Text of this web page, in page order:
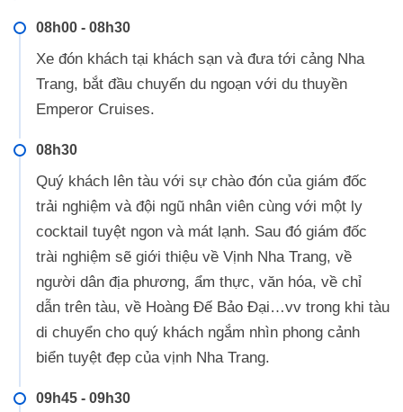
08h00 - 08h30
Xe đón khách tại khách sạn và đưa tới cảng Nha
Trang, bắt đầu chuyến du ngoạn với du thuyền
Emperor Cruises.
08h30
Quý khách lên tàu với sự chào đón của giám đốc
trải nghiệm và đội ngũ nhân viên cùng với một ly
cocktail tuyệt ngon và mát lạnh. Sau đó giám đốc
trài nghiệm sẽ giới thiệu về Vịnh Nha Trang, về
người dân địa phương, ẩm thực, văn hóa, về chỉ
dẫn trên tàu, về Hoàng Đế Bảo Đại…vv trong khi tàu
di chuyển cho quý khách ngắm nhìn phong cảnh
biển tuyệt đẹp của vịnh Nha Trang.
09h45 - 09h30